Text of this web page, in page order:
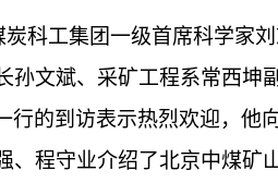
科工集团一级首席科学家
孙文斌、采矿工程系常西坤
行的到访表示热烈欢迎，他
、程守业介绍了北京中煤